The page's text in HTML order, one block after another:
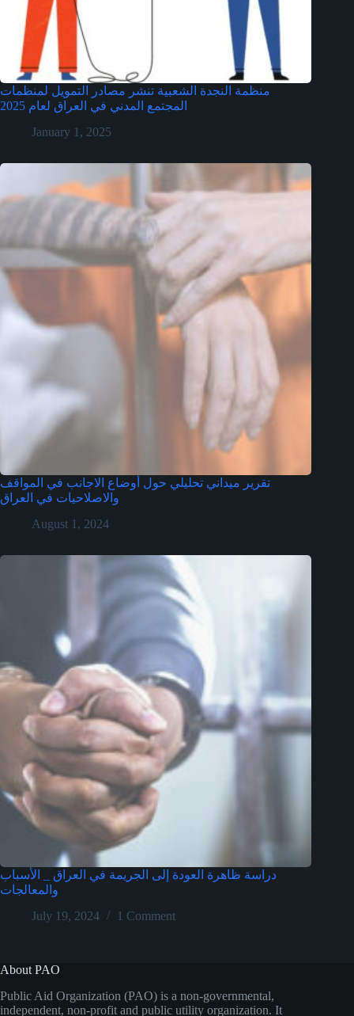
منظمة النجدة الشعبية تنشر مصادر التمويل لمنظمات
المجتمع المدني في العراق لعام 2025
January 1, 2025
تقرير ميداني تحليلي حول أوضاع الاجانب في المواقف
والاصلاحيات في العراق
August 1, 2024
دراسة ظاهرة العودة إلى الجريمة في العراق _ الأسباب
والمعالجات
July 19, 2024
1 Comment
About PAO
Public Aid Organization (PAO) is a non-governmental,
independent, non-profit and public utility organization. It